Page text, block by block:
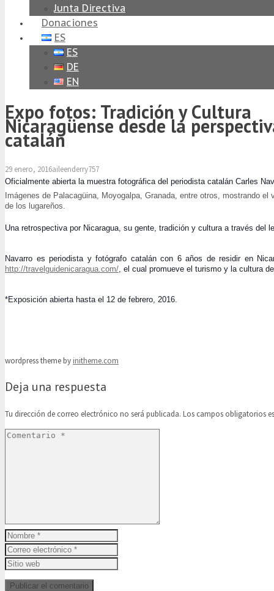
Junta Directiva
Donaciones
ES
ES
DE
EN
Expo fotos: Tradición y Cultura
Nicaragüense desde la
catalán
29 enero, 2016aileenderry757
Oficialmente abierta la muestra fotográfica del periodista catalán Carles
Imágenes de Palacagüina, Moyogalpa, Granada, entre otros, mostrando el
de los lugareños.
Una retrospectiva por Nicaragua, su gente, tradición y cultura a través del
Navarro es periodista y fotógrafo catalán con 6 años de residir en
http://travelguidenicaragua.com/ , el cual promueve el turismo y la cultura
*Exposición abierta hasta el 12 de febrero, 2016.
wordpress theme by initheme.com
Deja una respuesta
Tu dirección de correo electrónico no será publicada. Los campos obligatorios